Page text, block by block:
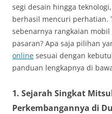
segi desain hingga
berhasil mencuri perhatian.
sebenarnya rangkaian
pasaran? Apa saja pilihan
online sesuai dengan
panduan lengkapnya di
1. Sejarah Singkat
Perkembangannya di